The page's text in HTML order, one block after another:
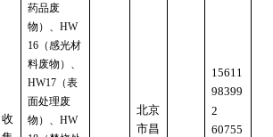
收
药品废
物）、HW
16 （感光材
料废物）、
HW17 （表
面处理废
物）、HW
北京
市昌
15611
98399
2
60755